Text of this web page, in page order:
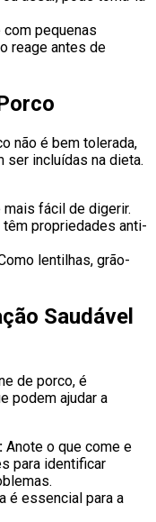
com pequenas
reage antes de
não é bem tolerada,
ser incluídas na dieta.
fácil de digerir.
propriedades anti-
lentilhas, grão-
Saudável
de porco, é
podem ajudar a
Anote o que come e
para identificar
é essencial para a